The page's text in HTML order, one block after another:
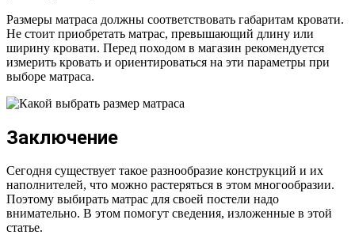
Размеры матраса должны соответствовать габаритам кровати.
Не стоит приобретать матрас, превышающий длину или
ширину кровати. Перед походом в магазин рекомендуется
измерить кровать и ориентироваться на эти параметры при
выборе матраса.
Заключение
Сегодня существует такое разнообразие конструкций и их
наполнителей, что можно растеряться в этом многообразии.
Поэтому выбирать матрас для своей постели надо
внимательно. В этом помогут сведения, изложенные в этой
статье.